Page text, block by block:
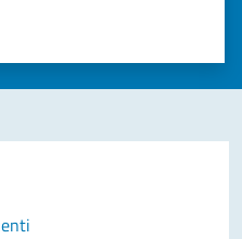
(da 1 a 5 stelle)
valutare la chiarezza delle
su 5
5